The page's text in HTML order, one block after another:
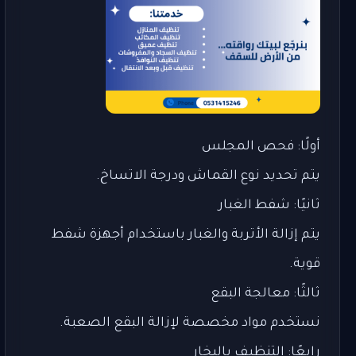
أولًا: فحص المجلس
يتم تحديد نوع القماش ودرجة الاتساخ.
ثانيًا: شفط الغبار
يتم إزالة الأتربة والغبار باستخدام أجهزة شفط
قوية.
ثالثًا: معالجة البقع
نستخدم مواد مخصصة لإزالة البقع الصعبة.
رابعًا: التنظيف بالبخار